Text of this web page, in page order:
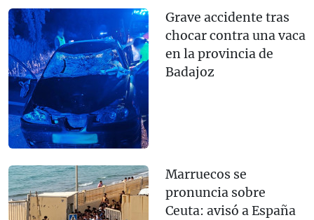
Grave accidente tras
chocar contra una vaca
en la provincia de
Badajoz
Marruecos se
pronuncia sobre
Ceuta: avisó a España